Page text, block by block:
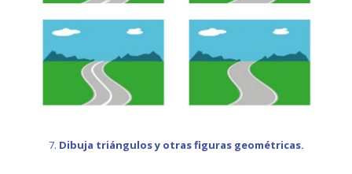
Dibuja triángulos y otras figuras geométricas.